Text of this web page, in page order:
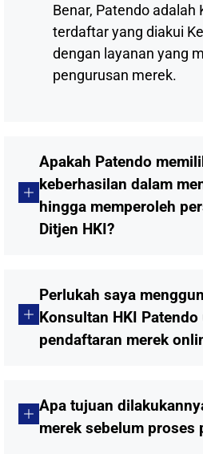
Benar, Patendo adalah
terdaftar yang diakui
dengan layanan yang
pengurusan merek.
Apakah Patendo
keberhasilan dalam
hingga memperoleh
Ditjen HKI?
Perlukah saya
Konsultan HKI
pendaftaran merek
Apa tujuan
merek sebelum proses